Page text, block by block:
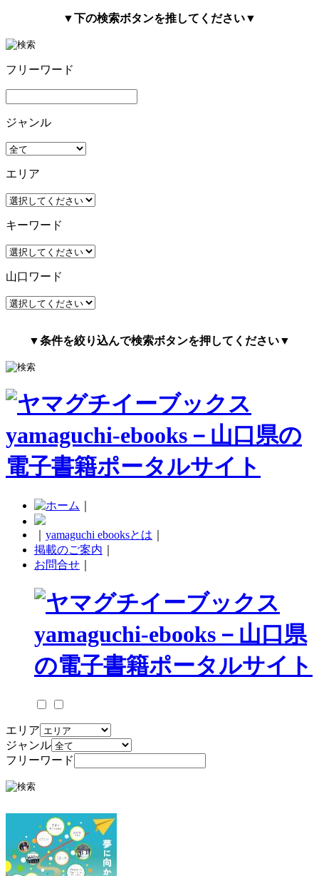
▼下の検索ボタンを推してください▼
フリーワード
ジャンル
エリア
キーワード
山口ワード
▼条件を絞り込んで検索ボタンを押してください▼
yamaguchi ebooksとは
掲載のご案内
お問合せ
エリア
ジャンル
フリーワード